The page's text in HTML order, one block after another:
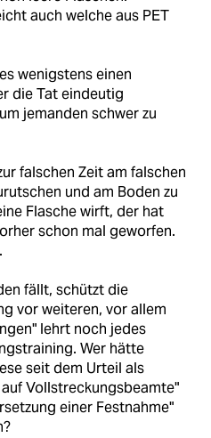
auch welche aus PET
wenigstens einen
die Tat eindeutig
jemanden schwer zu
falschen Zeit am falschen
und am Boden zu
Flasche wirft, der hat
schon mal geworfen.
fällt, schützt die
vor weiteren, vor allem
lehrt noch jedes
Wer hätte
seit dem Urteil als
Vollstreckungsbeamte"
einer Festnahme"